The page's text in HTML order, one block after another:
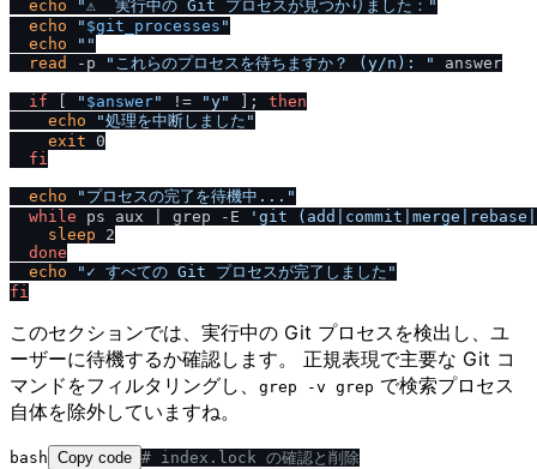
echo
"⚠️  実行中の Git プロセスが見つかりました："
echo
" $git_processes "
echo
""
read
-p "これらのプロセスを待ちますか？ (y/n): " answer
if " $answer" != "y" ]; then
echo
"処理を中断しました"
exit 0
fi
echo
"プロセスの完了を待機中..."
while ps aux | grep -E
'git
sleep 2
done
echo
"✓ すべての Git プロセスが完了しました"
fi
このセクションでは、実行中の Git プロセスを検出し、ユ
ーザーに待機するか確認します。 正規表現で主要な Git コ
マンドをフィルタリングし、
grep -v grep で検索プロセス
自体を除外していますね。
bash Copy code # index.lock の確認と削除